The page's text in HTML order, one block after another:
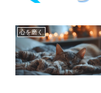
心を磨く